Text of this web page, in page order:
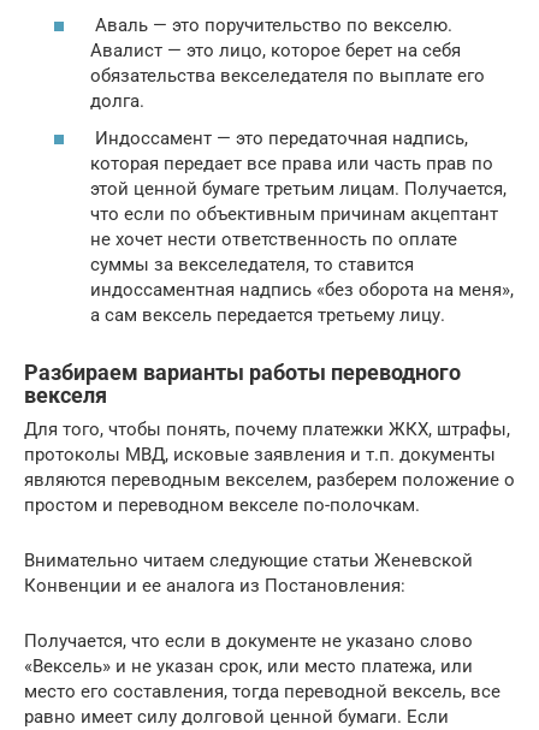
Аваль — это поручительство по векселю.
Авалист — это лицо, которое берет на себя
обязательства векселедателя по выплате его
долга.
Индоссамент — это передаточная надпись,
которая передает все права или часть прав по
этой ценной бумаге третьим лицам. Получается,
что если по объективным причинам акцептант
не хочет нести ответственность по оплате
суммы за векселедателя, то ставится
индоссаментная надпись «без оборота на меня»,
а сам вексель передается третьему лицу.
Разбираем варианты работы переводного
векселя
Для того, чтобы понять, почему платежки ЖКХ, штрафы,
протоколы МВД, исковые заявления и т.п. документы
являются переводным векселем, разберем положение о
простом и переводном векселе по-полочкам.
Внимательно читаем следующие статьи Женевской
Конвенции и ее аналога из Постановления:
Получается, что если в документе не указано слово
«Вексель» и не указан срок, или место платежа, или
место его составления, тогда переводной вексель, все
равно имеет силу долговой ценной бумаги. Если